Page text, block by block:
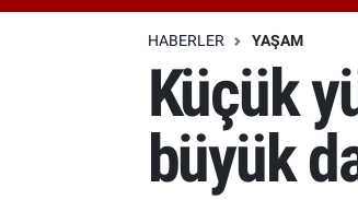
HABERLER YAŞAM
Küçük
büyük
Özel Haberler
Özel Haberler
Haber Arşivi